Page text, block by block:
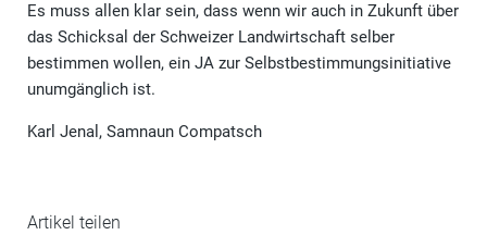
Es muss allen klar sein, dass wenn wir auch in Zukunft über
das Schicksal der Schweizer Landwirtschaft selber
bestimmen wollen, ein JA zur Selbstbestimmungsinitiative
unumgänglich ist.
Karl Jenal, Samnaun Compatsch
Artikel teilen